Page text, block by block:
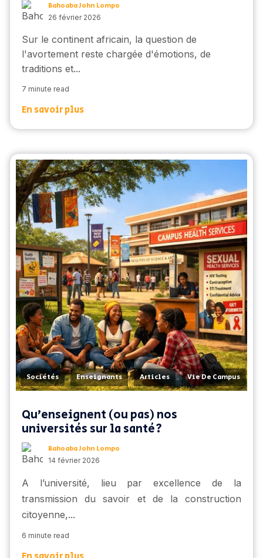
Bahoaba John Lompo
26 février 2026
Sur le continent africain, la question de
l'avortement reste chargée d'émotions, de
traditions et...
7 minute read
En savoir plus
Sociétés , Enseignants , Articles , Vie De Campus
Qu’enseignent (ou pas) nos
universités sur la santé ?
Bahoaba John Lompo
14 février 2026
A l’université, lieu par excellence de la
transmission du savoir et de la construction
citoyenne,...
6 minute read